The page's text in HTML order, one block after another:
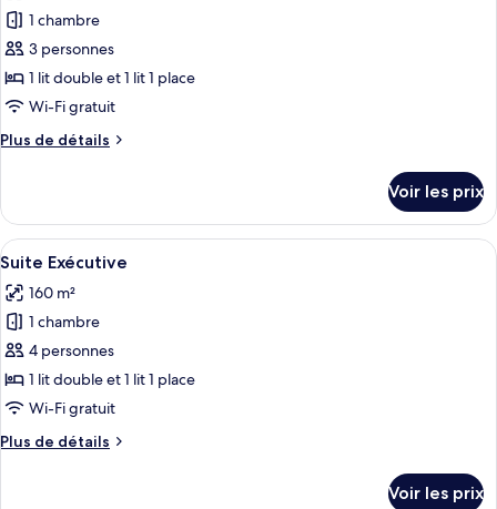
Supérieure
photos
pour
ce
type
chambre :
1 chambre
3 personnes
1 lit double et 1 lit 1 place
Wi-Fi gratuit
Plus de détails
Plus
le
type
de
Chambre
Deluxe
Voir les prix
Afficher
toutes
les
photos
pour
ce
type
chambre :
Une chambre d’hôtel moderne
5
Suite Exécutive
160 m²
1 chambre
4 personnes
1 lit double et 1 lit 1 place
Wi-Fi gratuit
Plus de détails
Plus
Voir les prix